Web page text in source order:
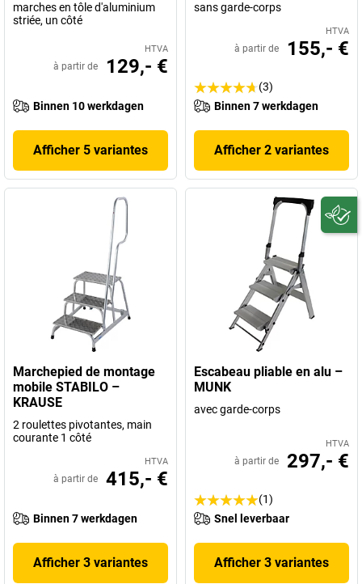
marches en tôle d'aluminium
striée, un côté
HTVA
à partir de 129,- €
Binnen 10 werkdagen
Afficher 5 variantes
sans garde-corps
HTVA
à partir de 155,- €
(3)
Binnen 7 werkdagen
Afficher 2 variantes
Marchepied de montage
mobile STABILO –
KRAUSE
2 roulettes pivotantes, main
courante 1 côté
HTVA
à partir de 415,- €
Binnen 7 werkdagen
Afficher 3 variantes
Escabeau pliable en alu –
MUNK
avec garde-corps
HTVA
à partir de 297,- €
(1)
Snel leverbaar
Afficher 3 variantes